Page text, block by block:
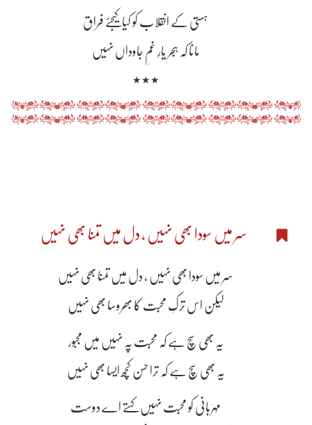
ہستی کے انقلاب کو کیا کیجئے فراق
مانا کہ ہجرِ یارِ غمِ جاوداں نہیں
٭٭٭
سر میں سودا بھی نہیں ، دل میں تمنا بھی نہیں
سر میں سودا بھی نہیں ، دل میں تمنا بھی نہیں
لیکن اس ترکِ محبت کا بھروسا بھی نہیں
یہ بھی سچ ہے کہ محبت پہ نہیں میں مجبور
یہ بھی سچ ہے کہ ترا حسن کچھ ایسا بھی نہیں
مہربانی کو محبت نہیں کہتے اے دوست